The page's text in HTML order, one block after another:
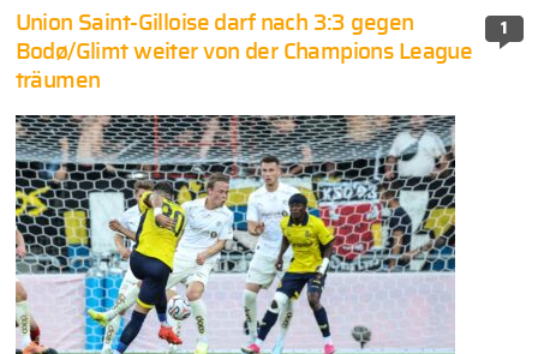
1
Union Saint-Gilloise darf nach 3:3 gegen
Bodø/Glimt weiter von der Champions League
träumen